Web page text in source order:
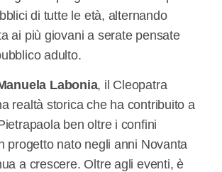
di tutte le età, alternando
ai più giovani a serate pensate
adulto.
Labonia, il Cleopatra
realtà storica che ha contribuito a
ben oltre i confini
progetto nato negli anni Novanta
a crescere. Oltre agli eventi, è